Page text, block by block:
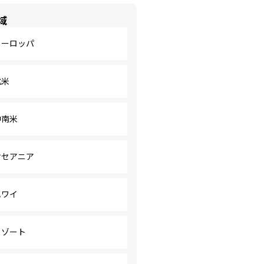
ロッパ
米
アニア
イ
ート